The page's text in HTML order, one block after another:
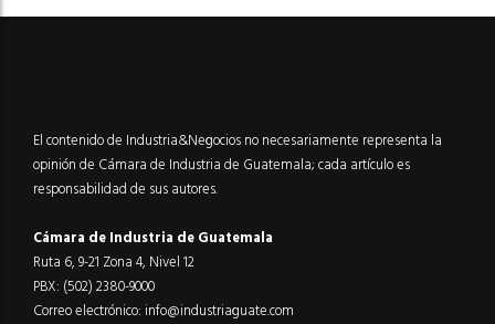
El contenido de Industria&Negocios no necesariamente representa la
opinión de Cámara de Industria de Guatemala; cada artículo es
responsabilidad de sus autores.
Cámara de Industria de Guatemala
Ruta 6, 9-21 Zona 4, Nivel 12
PBX: (502) 2380-9000
Correo electrónico: info@industriaguate.com